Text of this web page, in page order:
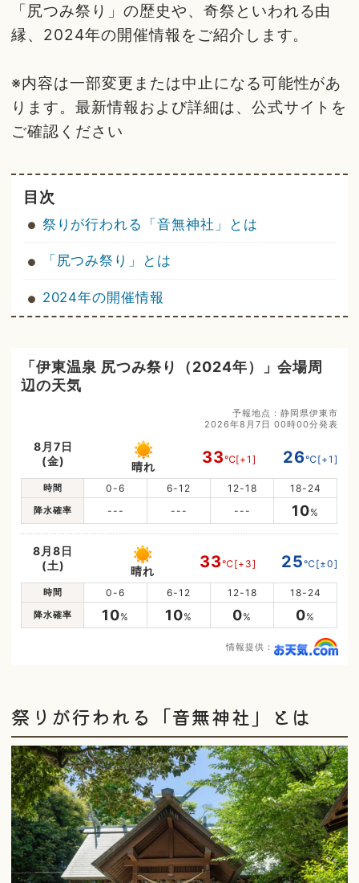
「尻つみ祭り」の歴史や、奇祭といわれる由
縁、2024年の開催情報をご紹介します。
※内容は一部変更または中止になる可能性があ
ります。最新情報および詳細は、公式サイトを
ご確認ください
目次
祭りが行われる「音無神社」とは
「尻つみ祭り」とは
2024年の開催情報
「伊東温泉 尻つみ祭り（2024年）」会場周
辺の天気
予報地点：静岡県伊東市
2026年8月7日 00時00分発表
8月7日
(金)
晴れ 33℃[+1] 26℃[+1]
時間 0-6 6-12 12-18 18-24
降水確率 --- --- --- 10%
8月8日
(土)
晴れ 33℃[+3] 25℃[±0]
時間 0-6 6-12 12-18 18-24
降水確率 10% 10% 0% 0%
情報提供：
祭りが行われる「音無神社」とは